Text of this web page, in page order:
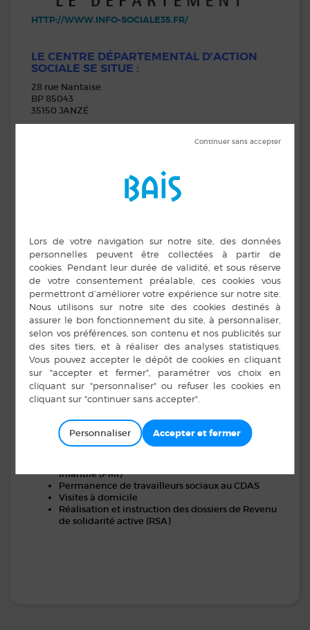
HTTP://WWW.INFO-SOCIALE35.FR/
LE CENTRE DÉPARTEMENTAL D’ACTION
SOCIALE SE SITUE :
28 rue Nantaise
BP 85043
35150 JANZÉ
ou éducation de votre enfant, vie quotidienne, perte
d’autonomie, maintien à domicile ou celui d’un
Préoccupations concernant
Santé ou éducation de votre enfant
Votre vie quotidienne
Perte d’autonomie liée à l’âge, maintien à
domicile ou celui d’un proche
Handicap au quotidien (voir aussi Maison
Départementale des Personnes Handicapées)
MDPH
Vous souhaitez
:
Être informé et orienté
Trouver un lieu d’écoute et de soutien
Vous pouvez rencontrer des professionnels sociaux et
médico-sociaux lors de:
Infantile (PMI)
Permanence de travailleurs sociaux au CDAS
Visites à domicile
Réalisation et instruction des dossiers de Revenu
de solidarité active (RSA)
Personnaliser